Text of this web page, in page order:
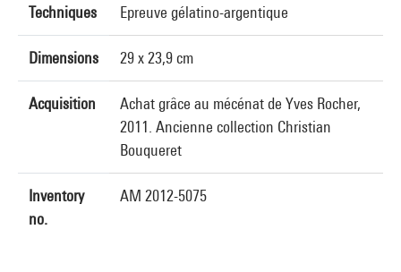
Techniques Epreuve gélatino-argentique
Dimensions 29 x 23,9 cm
Acquisition
Achat grâce au mécénat de Yves Rocher,
2011. Ancienne collection Christian
Bouqueret
Inventory
no.
AM 2012-5075